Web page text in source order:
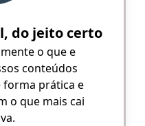
do jeito certo
o que e
conteúdos
forma prática e
o que mais cai